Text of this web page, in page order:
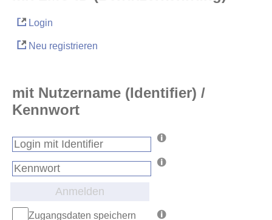
Login
Neu registrieren
mit Nutzername (Identifier) /
Kennwort
Anmelden
Zugangsdaten speichern